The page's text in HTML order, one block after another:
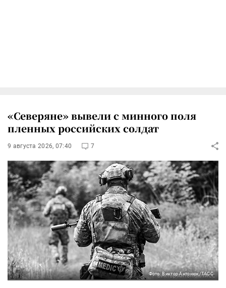
«Северяне» вывели с минного поля
пленных российских солдат
9 августа 2026, 07:40 7
Фото: Виктор Антонюк/ТАСС